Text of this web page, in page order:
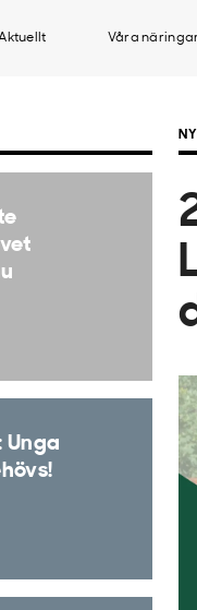
Våra
Unga